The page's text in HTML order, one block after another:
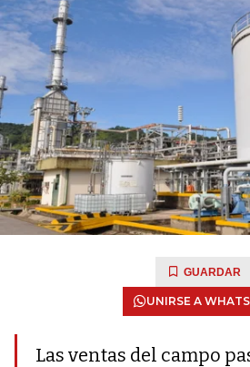
GUARDAR
UNIRSE A
Las ventas del campo